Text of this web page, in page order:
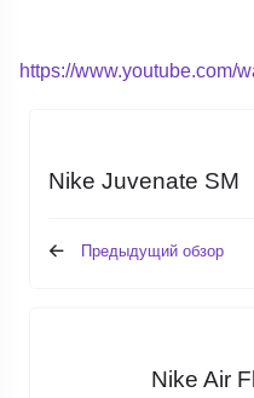
https://www.youtube.com/
Nike Juvenate SM
Предыдущий обзор
Nike Air